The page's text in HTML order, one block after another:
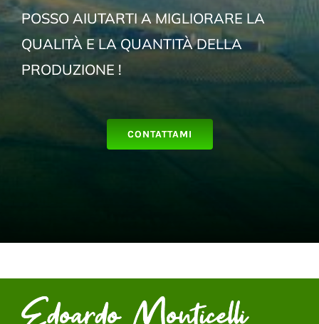
POSSO AIUTARTI A MIGLIORARE LA
QUALITÀ E LA QUANTITÀ DELLA
PRODUZIONE !
CONTATTAMI